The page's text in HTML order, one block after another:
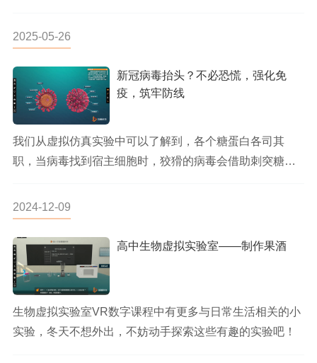
2025-05-26
新冠病毒抬头？不必恐慌，强化免
疫，筑牢防线
我们从虚拟仿真实验中可以了解到，各个糖蛋白各司其
职，当病毒找到宿主细胞时，狡猾的病毒会借助刺突糖蛋
2024-12-09
高中生物虚拟实验室——制作果酒
生物虚拟实验室VR数字课程中有更多与日常生活相关的小
实验，冬天不想外出，不妨动手探索这些有趣的实验吧！